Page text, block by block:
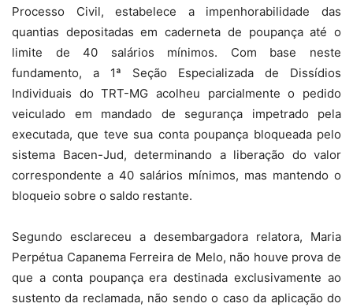
Processo Civil, estabelece a impenhorabilidade das
quantias depositadas em caderneta de poupança até o
limite de 40 salários mínimos. Com base neste
fundamento, a 1ª Seção Especializada de Dissídios
Individuais do TRT-MG acolheu parcialmente o pedido
veiculado em mandado de segurança impetrado pela
executada, que teve sua conta poupança bloqueada pelo
sistema Bacen-Jud, determinando a liberação do valor
correspondente a 40 salários mínimos, mas mantendo o
bloqueio sobre o saldo restante.
Segundo esclareceu a desembargadora relatora, Maria
Perpétua Capanema Ferreira de Melo, não houve prova de
que a conta poupança era destinada exclusivamente ao
sustento da reclamada, não sendo o caso da aplicação do